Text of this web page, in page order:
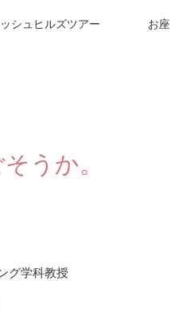
シュヒルズツアー お
うか。
グ学科教授